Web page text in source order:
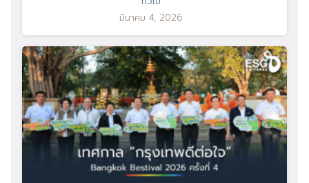
มีนาคม 4, 2026